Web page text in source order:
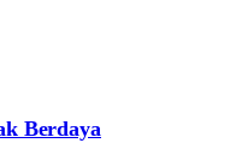
Berdaya